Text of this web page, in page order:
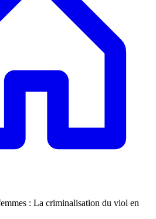
: La criminalisation du viol en